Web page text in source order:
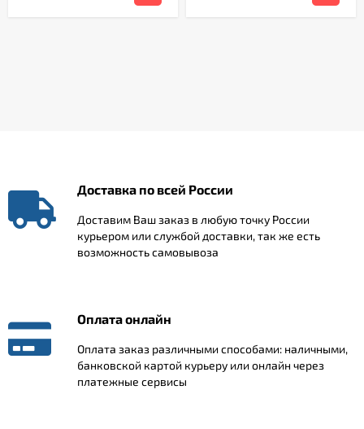
Доставка по всей России
Доставим Ваш заказ в любую точку России
курьером или службой доставки, так же есть
возможность самовывоза
Оплата онлайн
Оплата заказ различными способами: наличными,
банковской картой курьеру или онлайн через
платежные сервисы